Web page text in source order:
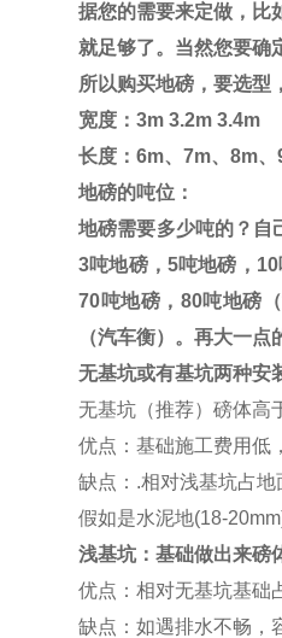
据您的需要来定做，比
就足够了。当然您要确
所以购买地磅，要选型
宽度： 3m 3.2m 3.4m
长度： 6m、 7m、 8m、
地磅的吨位：
地磅需要多少吨的？自
3吨地磅， 5吨地磅， 10
70吨地磅， 80吨地磅
（汽车衡）。再大一点
无基坑或有基坑两种安
无基坑（推荐）磅体高
优点：基础施工费用低
缺点： .相对浅基坑占地
假如是水泥地(18-
浅基坑：基础做出来磅
优点：相对无基坑基础
缺点：如遇排水不畅，